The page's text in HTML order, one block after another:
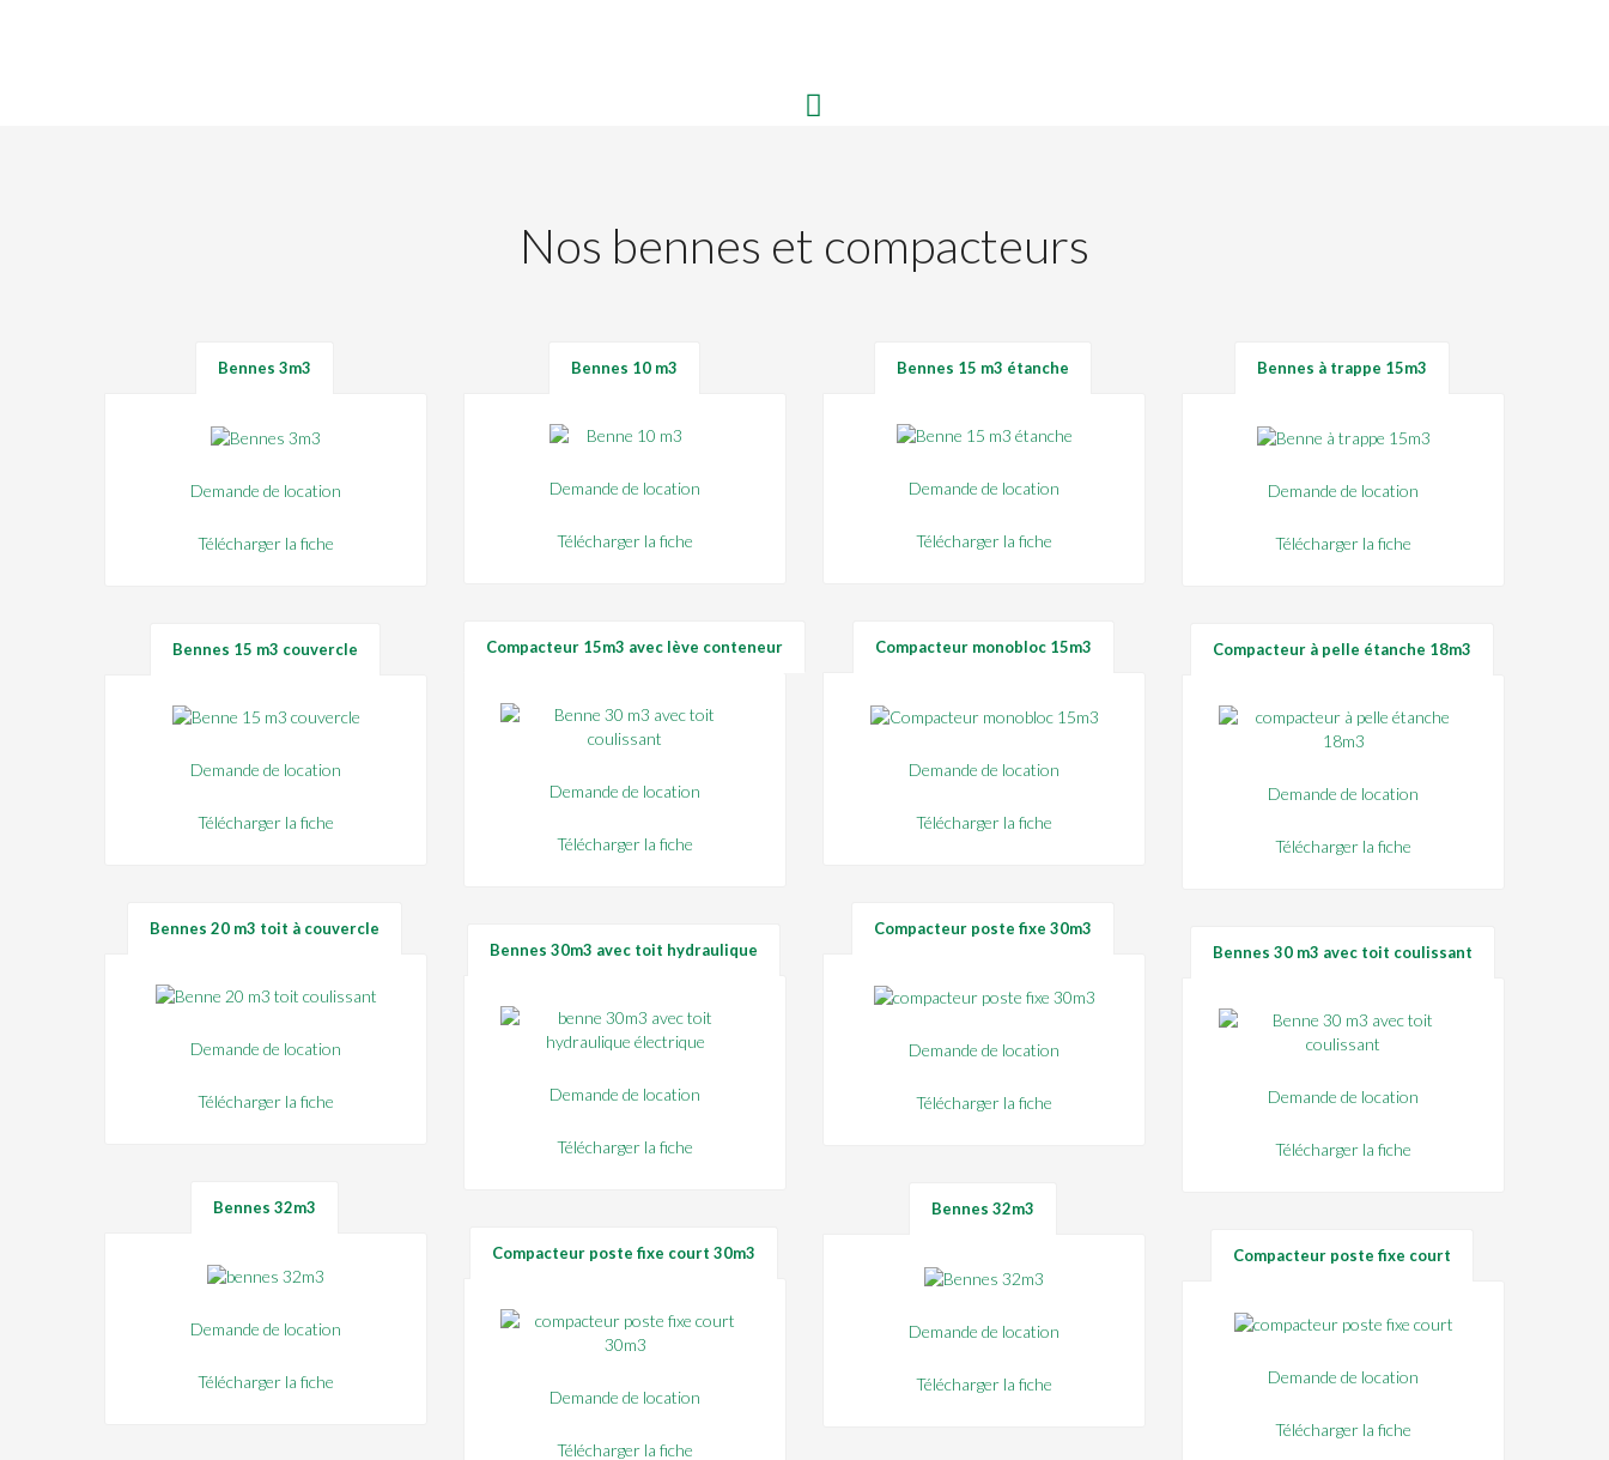
Nos bennes et compacteurs
Bennes 3m3
Demande de location
Télécharger la fiche
Bennes 15 m3 couvercle
Demande de location
Télécharger la fiche
Bennes 20 m3 toit à couvercle
Demande de location
Télécharger la fiche
Bennes 32m3
Demande de location
Télécharger la fiche
Bennes 10 m3
Demande de location
Télécharger la fiche
Compacteur 15m3 avec lève conteneur
Demande de location
Télécharger la fiche
Bennes 30m3 avec toit hydraulique
Demande de location
Télécharger la fiche
Compacteur poste fixe court 30m3
Demande de location
Télécharger la fiche
Bennes 15 m3 étanche
Demande de location
Télécharger la fiche
Compacteur monobloc 15m3
Demande de location
Télécharger la fiche
Compacteur poste fixe 30m3
Demande de location
Télécharger la fiche
Bennes 32m3
Demande de location
Télécharger la fiche
Bennes à trappe 15m3
Demande de location
Télécharger la fiche
Compacteur à pelle étanche 18m3
Demande de location
Télécharger la fiche
Bennes 30 m3 avec toit coulissant
Demande de location
Télécharger la fiche
Compacteur poste fixe court
Demande de location
Télécharger la fiche